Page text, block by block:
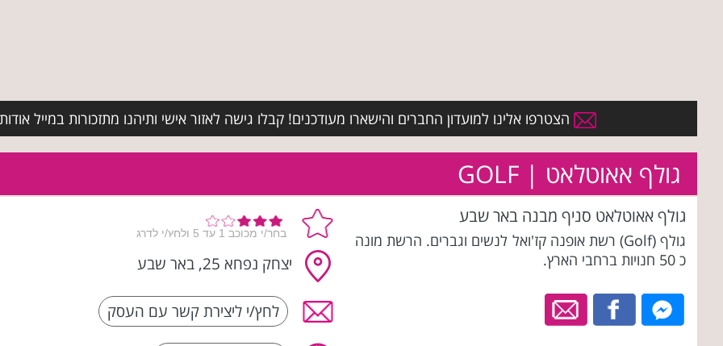
הצטרפו אלינו למועדון החברים והישארו מעודכנים! קבלו גישה לאזור אישי ותיהנו מתזכורות במייל
גולף אאוטלאט | GOLF
גולף אאוטלאט סניף מבנה באר שבע
גולף (Golf) רשת אופנה קז'ואל לנשים וגברים. הרשת מונה
כ 50 חנויות ברחבי הארץ.
יצחק נפחא 25, באר שבע
לחץ/י ליצירת קשר עם העסק